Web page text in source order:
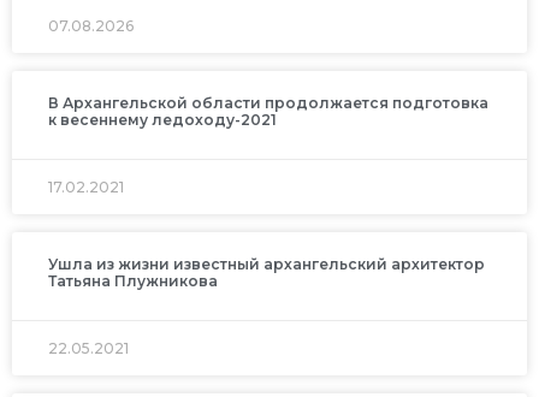
07.08.2026
В Архангельской области продолжается подготовка
к весеннему ледоходу-2021
17.02.2021
Ушла из жизни известный архангельский архитектор
Татьяна Плужникова
22.05.2021